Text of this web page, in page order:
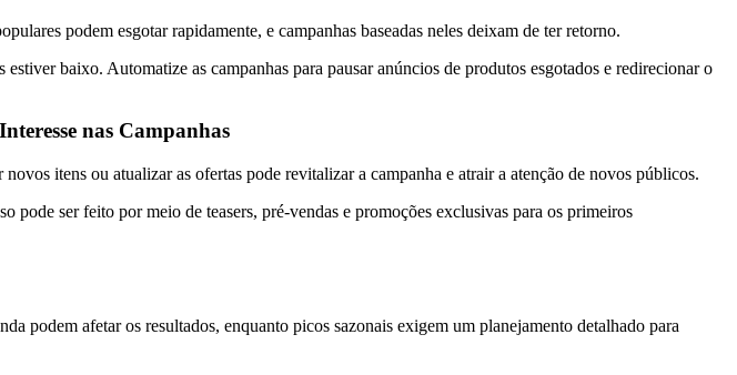
podem esgotar rapidamente, e campanhas baseadas neles deixam de ter retorno.
baixo. Automatize as campanhas para pausar anúncios de produtos esgotados e redirecionar o
nas Campanhas
itens ou atualizar as ofertas pode revitalizar a campanha e atrair a atenção de novos públicos.
pode ser feito por meio de teasers, pré-vendas e promoções exclusivas para os primeiros
podem afetar os resultados, enquanto picos sazonais exigem um planejamento detalhado para